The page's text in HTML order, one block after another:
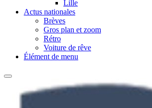
Lille
Actus nationales
Brèves
Gros plan et zoom
Rétro
Voiture de rêve
Élément de menu